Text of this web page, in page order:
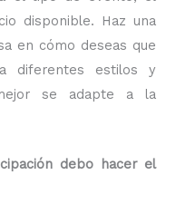
disponible. Haz una
en cómo deseas que
diferentes estilos y
se adapte a la
debo hacer el